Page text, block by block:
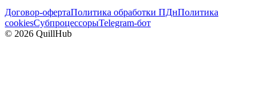
Договор-офертаПолитика обработки ПДнПолитика
cookiesСубпроцессорыTelegram-бот
© 2026 QuillHub